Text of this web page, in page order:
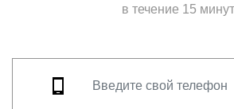
в течение 15 минут